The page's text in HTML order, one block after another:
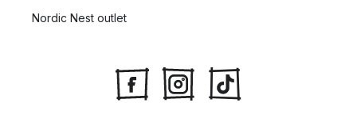
Nordic Nest outlet